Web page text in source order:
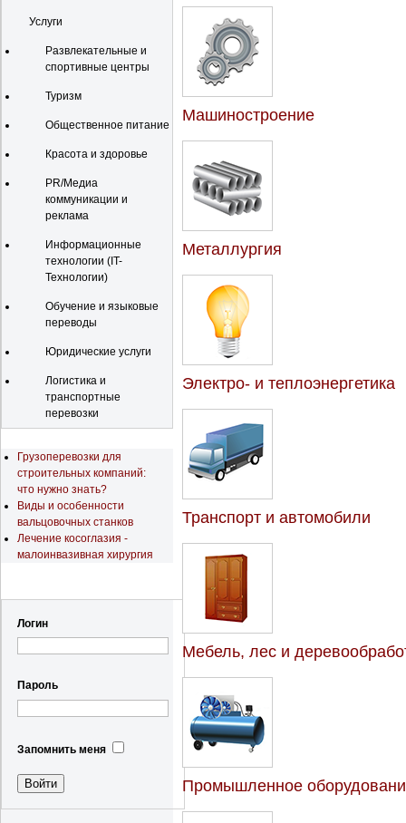
Услуги
Развлекательные и
спортивные центры
Туризм
Общественное питание
Красота и здоровье
PR/Медиа
коммуникации и
реклама
Информационные
технологии (IT-
Технологии)
Обучение и языковые
переводы
Юридические услуги
Логистика и
транспортные
перевозки
Грузоперевозки для
строительных компаний:
что нужно знать?
Виды и особенности
вальцовочных станков
Лечение косоглазия -
малоинвазивная хирургия
Логин
Пароль
Запомнить меня
Машиностроение
Металлургия
Электро- и теплоэнергетика
Транспорт и автомобили
Мебель, лес и
Промышленное